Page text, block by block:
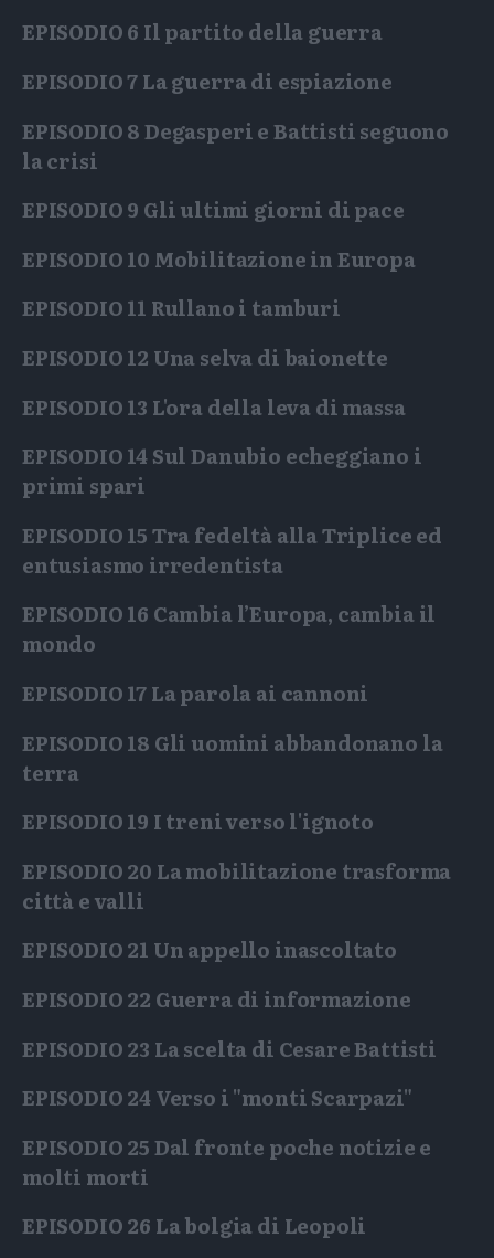
EPISODIO 6 Il partito della guerra
EPISODIO 7La guerra di espiazione
EPISODIO 8Degasperi e Battisti seguono
la crisi
EPISODIO 9 Gli ultimi giorni di pace
EPISODIO 10 Mobilitazione in Europa
EPISODIO 11 Rullano i tamburi
EPISODIO 12 Una selva di baionette
EPISODIO 13 L'ora della leva di massa
EPISODIO 14Sul Danubio echeggiano i
primi spari
EPISODIO 15Tra fedeltà alla Triplice ed
entusiasmo irredentista
EPISODIO 16 Cambia l’Europa, cambia il
mondo
EPISODIO 17La parola ai cannoni
EPISODIO 18 Gli uomini abbandonano la
terra
EPISODIO 19 I treni verso l'ignoto
EPISODIO 20 La mobilitazione trasforma
città e valli
EPISODIO 21 Un appello inascoltato
EPISODIO 22 Guerra di informazione
EPISODIO 23 La scelta di Cesare Battisti
EPISODIO 24Verso i "monti Scarpazi"
EPISODIO 25Dal fronte poche notizie e
molti morti
EPISODIO 26 La bolgia di Leopoli